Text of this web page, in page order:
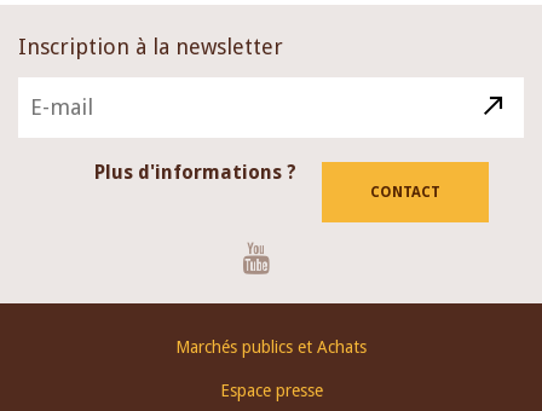
Inscription à la newsletter
Plus d'informations ?
CONTACT
Marchés publics et Achats
Espace presse